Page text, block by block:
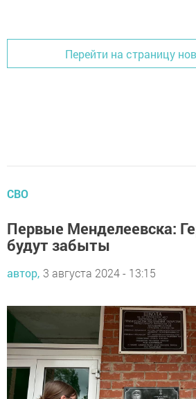
Перейти на страницу
СВО
Первые Менделеевска:
будут забыты
автор, 3 августа 2024 - 13:15